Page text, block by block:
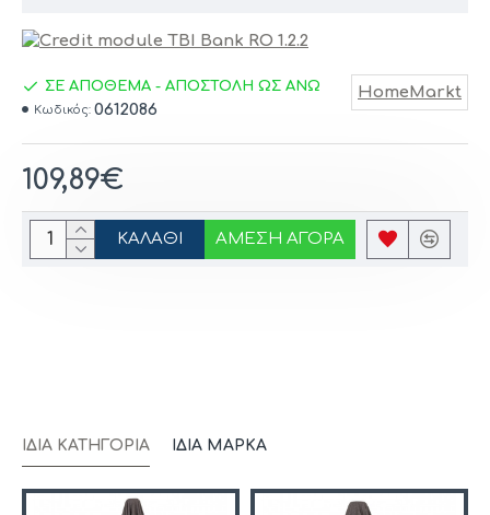
109,89€
ΣΕ ΑΠΟΘΕΜΑ - ΑΠΟΣΤΟΛΗ ΩΣ ΑΝΩ
Κωδικός: 0612086
HomeMarkt
ΚΑΛΆΘΙ ΆΜΕΣΗ ΑΓΟΡΆ
ΊΔΙΑ ΚΑΤΗΓΟΡΊΑ ΊΔΙΑ ΜΆΡΚΑ